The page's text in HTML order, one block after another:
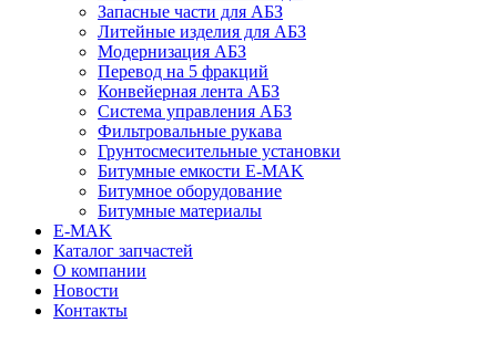
Запасные части для АБЗ
Литейные изделия для АБЗ
Модернизация АБЗ
Перевод на 5 фракций
Конвейерная лента АБЗ
Система управления АБЗ
Фильтровальные рукава
Грунтосмесительные установки
Битумные емкости E-MAK
Битумное оборудование
Битумные материалы
E-MAK
Каталог запчастей
О компании
Новости
Контакты